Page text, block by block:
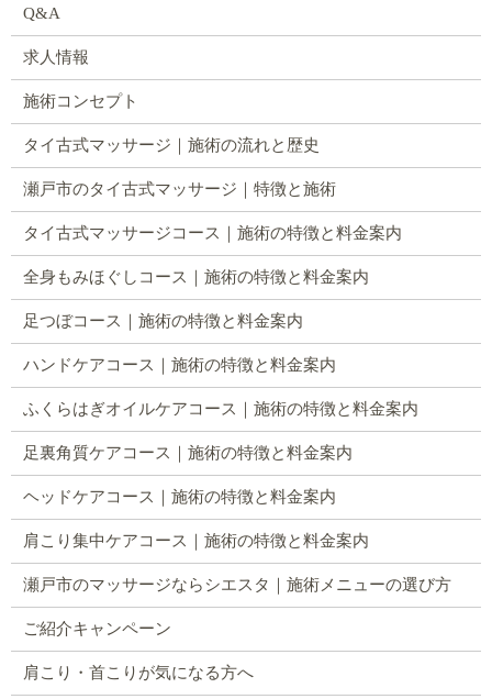
Q&A
求人情報
施術コンセプト
タイ古式マッサージ｜施術の流れと歴史
瀬戸市のタイ古式マッサージ｜特徴と施術
タイ古式マッサージコース｜施術の特徴と料金案内
全身もみほぐしコース｜施術の特徴と料金案内
足つぼコース｜施術の特徴と料金案内
ハンドケアコース｜施術の特徴と料金案内
ふくらはぎオイルケアコース｜施術の特徴と料金案内
足裏角質ケアコース｜施術の特徴と料金案内
ヘッドケアコース｜施術の特徴と料金案内
肩こり集中ケアコース｜施術の特徴と料金案内
瀬戸市のマッサージならシエスタ｜施術メニューの選び方
ご紹介キャンペーン
肩こり・首こりが気になる方へ